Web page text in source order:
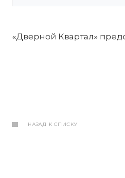
«Дверной Квартал»
НАЗАД К СПИСКУ